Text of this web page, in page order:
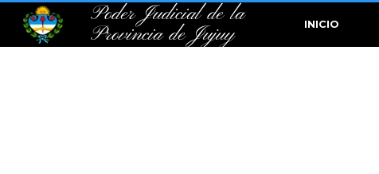
Poder Judicial de la
Provincia de Jujuy
INICIO